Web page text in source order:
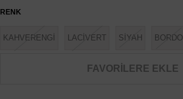
RENK
KAHVERENGİ LACİVERT SİYAH BORDO
FAVORILERE EKLE